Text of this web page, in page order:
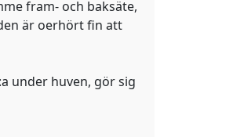
fram- och baksäte,
är oerhört fin att
under huven, gör sig